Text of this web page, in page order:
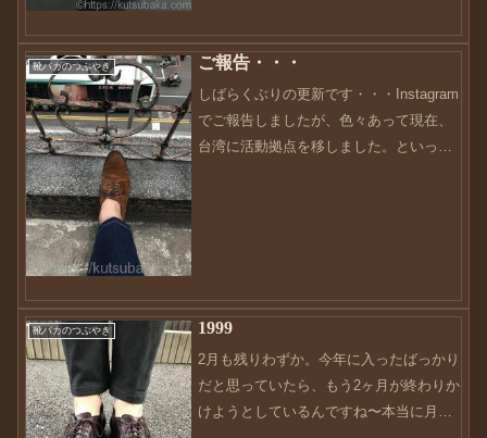
で、皆さんも十分注意してください...
靴バカのつぶやき ご報告・・・
しばらくぶりの更新です・・・Instagram
でご報告しましたが、色々あって現在、
台湾に活動拠点を移しました。といって
靴バカのつぶやき 1999
2月も残りわずか。今年に入ったばっかり
だと思っていたら、もう2ヶ月が終わりか
けようとしているんですね〜本当に月日